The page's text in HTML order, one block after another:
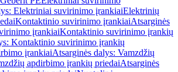
Elektriniai suvirinimo įrankiaiElektrinių
Kontaktinio suvirinimo įrankiaiAtsarginės
įrankiaiKontaktinio suvirinimo įrankių
Kontaktinio suvirinimo įrankių
įrankiaiAtsarginės dalys: Vamzdžių
apdirbimo įrankių priedaiAtsarginės